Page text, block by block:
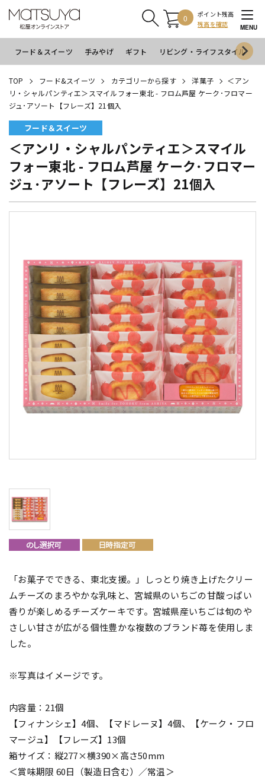
0
ポイント残高
残高を確認
MENU
フード＆スイーツ 手みやげ ギフト リビング・ライフスタイル
TOP フード&スイーツ カテゴリーから探す 洋菓子
＜アン
リ・シャルパンティエ＞スマイルフォー東北 - フロム芦屋 ケーク･フロマー
ジュ･アソート【フレーズ】21個入
フード＆スイーツ
＜アンリ・シャルパンティエ＞スマイル
フォー東北 - フロム芦屋 ケーク･フロマー
ジュ･アソート【フレーズ】21個入
「お菓子でできる、東北支援。」しっとり焼き上げたクリー
ムチーズのまろやかな乳味と、宮城県のいちごの甘酸っぱい
香りが楽しめるチーズケーキです。宮城県産いちごは旬のや
さしい甘さが広がる個性豊かな複数のブランド苺を使用しま
した。
※写真はイメージです。
内容量：21個
【フィナンシェ】4個、【マドレーヌ】4個、【ケーク・フロ
マージュ】【フレーズ】13個
箱サイズ：縦277×横390×高さ50mm
＜賞味期限 60日（製造日含む）／常温＞